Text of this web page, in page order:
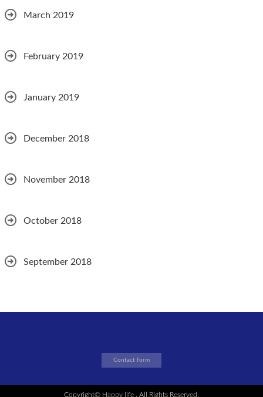
March 2019
February 2019
January 2019
December 2018
November 2018
October 2018
September 2018
Contact form
Copyright© Happy life , All Rights Reserved.